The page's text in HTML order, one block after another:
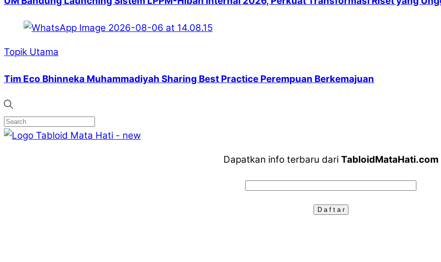
Topik Utama
Tim Eco Bhinneka Muhammadiyah Sharing Best Practice Perempuan Berkemajuan
Dapatkan info terbaru dari TabloidMataHati.com